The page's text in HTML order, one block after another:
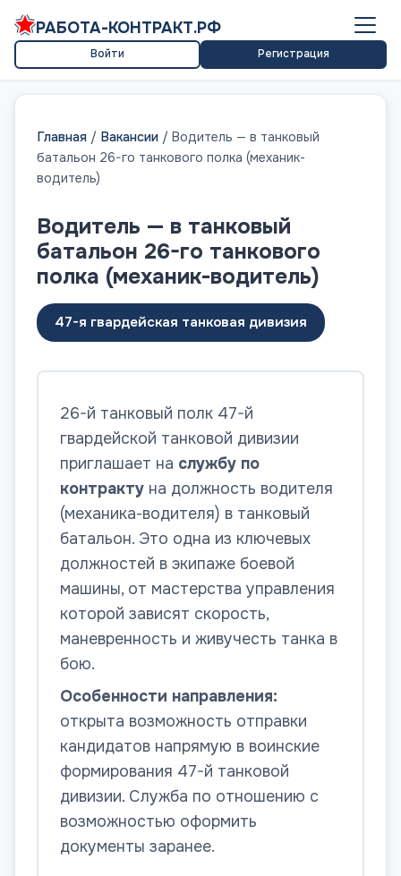
РАБОТА-КОНТРАКТ.РФ
Войти Регистрация
Главная / Вакансии / Водитель — в танковый
батальон 26-го танкового полка (механик-
водитель)
Водитель — в танковый
батальон 26-го танкового
полка (механик-водитель)
47-я гвардейская танковая дивизия
26-й танковый полк 47-й
гвардейской танковой дивизии
приглашает на службу по
контракту на должность водителя
(механика-водителя) в танковый
батальон. Это одна из ключевых
должностей в экипаже боевой
машины, от мастерства управления
которой зависят скорость,
маневренность и живучесть танка в
бою.
Особенности направления:
открыта возможность отправки
кандидатов напрямую в воинские
формирования 47-й танковой
дивизии. Служба по отношению с
возможностью оформить
документы заранее.